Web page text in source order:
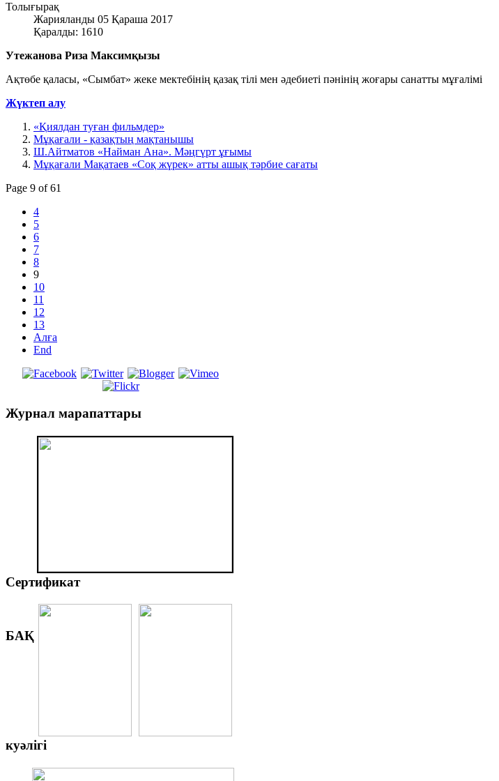
Толығырақ
Жарияланды 05 Қараша 2017
Қаралды: 1610
Утежанова Риза Максимқызы
Ақтөбе қаласы, «Сымбат» жеке мектебінің қазақ тілі мен әдебиеті пәнінің жоғары санатты мұғалімі
Жүктеп алу
«Қиялдан туған фильмдер»
Мұқағали - қазақтың мақтанышы
Ш.Айтматов «Найман Ана». Мәңгүрт ұғымы
Мұқағали Мақатаев «Соқ жүрек» атты ашық тәрбие сағаты
Page 9 of 61
4
5
6
7
8
9
10
11
12
13
Алға
End
Журнал марапаттары
Сертификат
БАҚ
куәлігі